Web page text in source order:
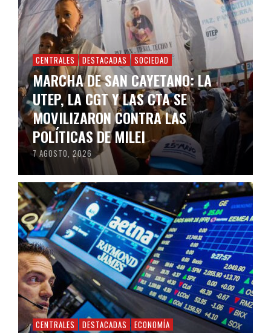
CENTRALES DESTACADAS SOCIEDAD
MARCHA DE SAN CAYETANO: LA
UTEP, LA CGT Y LAS CTA SE
MOVILIZARON CONTRA LAS
POLÍTICAS DE MILEI
7 AGOSTO, 2026
CENTRALES DESTACADAS ECONOMÍA